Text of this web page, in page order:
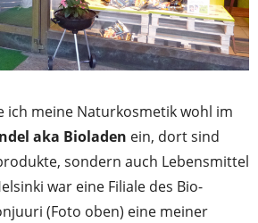
ich meine Naturkosmetik wohl im
aka Bioladen ein, dort sind
sondern auch Lebensmittel
war eine Filiale des Bio-
(Foto oben) eine meiner